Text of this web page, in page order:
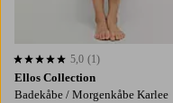
Ellos Collection
Badekåbe / Morgenkåbe Karlee
5,0 baseret på 1 bedømmelser
5,0 (1)